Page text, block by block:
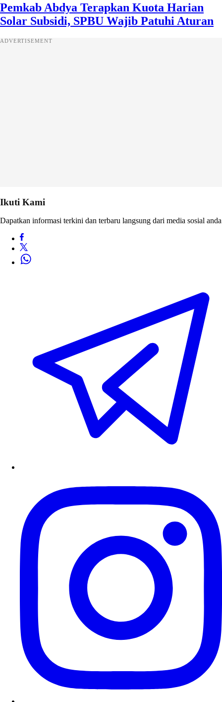
Pemkab Abdya Terapkan Kuota Harian
Solar Subsidi, SPBU Wajib Patuhi Aturan
ADVERTISEMENT
Ikuti Kami
Dapatkan informasi terkini dan terbaru langsung dari media sosial anda